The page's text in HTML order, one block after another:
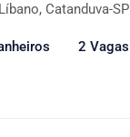
Catanduva-SP
2 Vagas